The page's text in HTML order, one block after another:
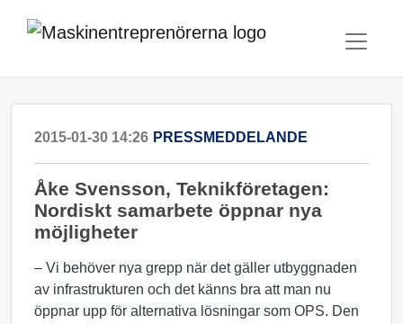
2015-01-30 14:26 PRESSMEDDELANDE
​Åke Svensson, Teknikföretagen:
Nordiskt samarbete öppnar nya
möjligheter
– Vi behöver nya grepp när det gäller utbyggnaden
av infrastrukturen och det känns bra att man nu
öppnar upp för alternativa lösningar som OPS. Den